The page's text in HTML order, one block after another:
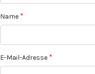
Name *
E-Mail-Adresse *